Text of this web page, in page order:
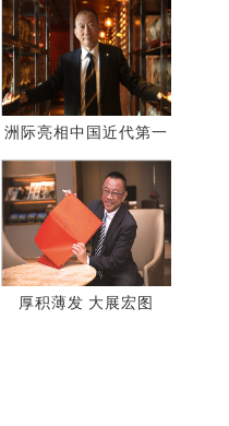
洲际亮相中国近代第一
城
厚积薄发 大展宏图